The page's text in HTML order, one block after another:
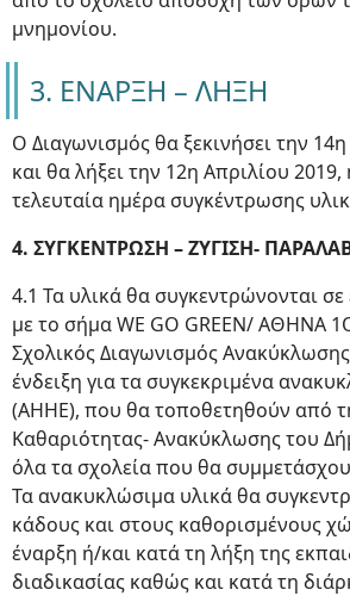
μνημονίου.
3. ΕΝΑΡΞΗ – ΛΗΞΗ
Ο Διαγωνισμός θα ξεκινήσει την
και θα λήξει την 12η Απριλίου 2019,
τελευταία ημέρα συγκέντρωσης
4. ΣΥΓΚΕΝΤΡΩΣΗ – ΖΥΓΙΣΗ-
4.1 Τα υλικά θα συγκεντρώνονται σε
με το σήμα WE GO GREEN/ ΑΘΗΝΑ
Σχολικός Διαγωνισμός
ένδειξη για τα συγκεκριμένα
(ΑΗΗΕ), που θα τοποθετηθούν από
Καθαριότητας- Ανακύκλωσης του
όλα τα σχολεία που θα
Τα ανακυκλώσιμα υλικά θα
κάδους και στους καθορισμένους
έναρξη ή/και κατά τη λήξη της
διαδικασίας καθώς και κατά τη